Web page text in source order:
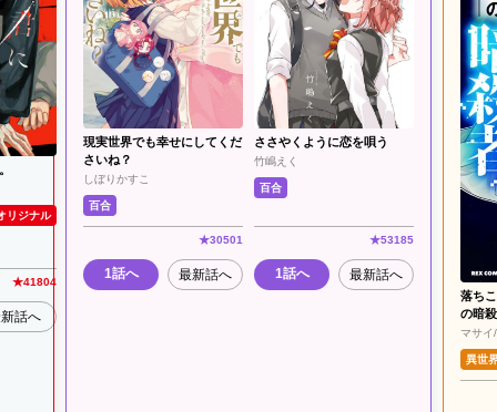
リジナル
★41804
話へ
現実世界でも幸せにしてくだ
さいね？
しぼりかすこ
百合
★30501
1話へ 最新話へ
ささやくように恋を唄う
竹嶋えく
百合
★53185
1話へ 最新話へ
落ち
の暗
マサイ
異世